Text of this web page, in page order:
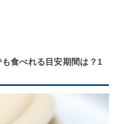
食べれる目安期間は？1